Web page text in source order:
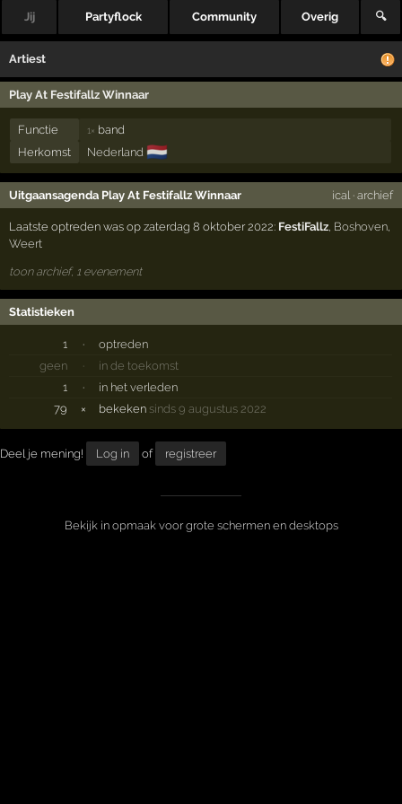
Jij Partyflock Community Overig 🔍
Artiest
Play At Festifallz Winnaar
Functie 1× band
Herkomst
Nederland 🇳🇱
Uitgaansagenda Play At Festifallz Winnaar ical· archief
Laatste optreden was op zaterdag 8 oktober 2022: FestiFallz Boshoven
Weert
toon archief, 1 evenement
Statistieken
1 ·
optreden
geen
·
in de toekomst
1
·
in het verleden
79
× bekeken sinds 9 augustus 2022
Deel je mening! Log in of registreer
Bekijk in opmaak voor grote schermen en desktops